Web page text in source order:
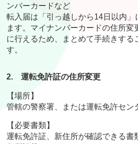
ンバーカードなど
転入届は「引っ越しから14日以内」
ます。マイナンバーカードの住所変
に行えるため、まとめて手続きする
す。
2. 運転免許証の住所変更
【場所】
管轄の警察署、または運転免許セン
【必要書類】
運転免許証、新住所が確認できる書